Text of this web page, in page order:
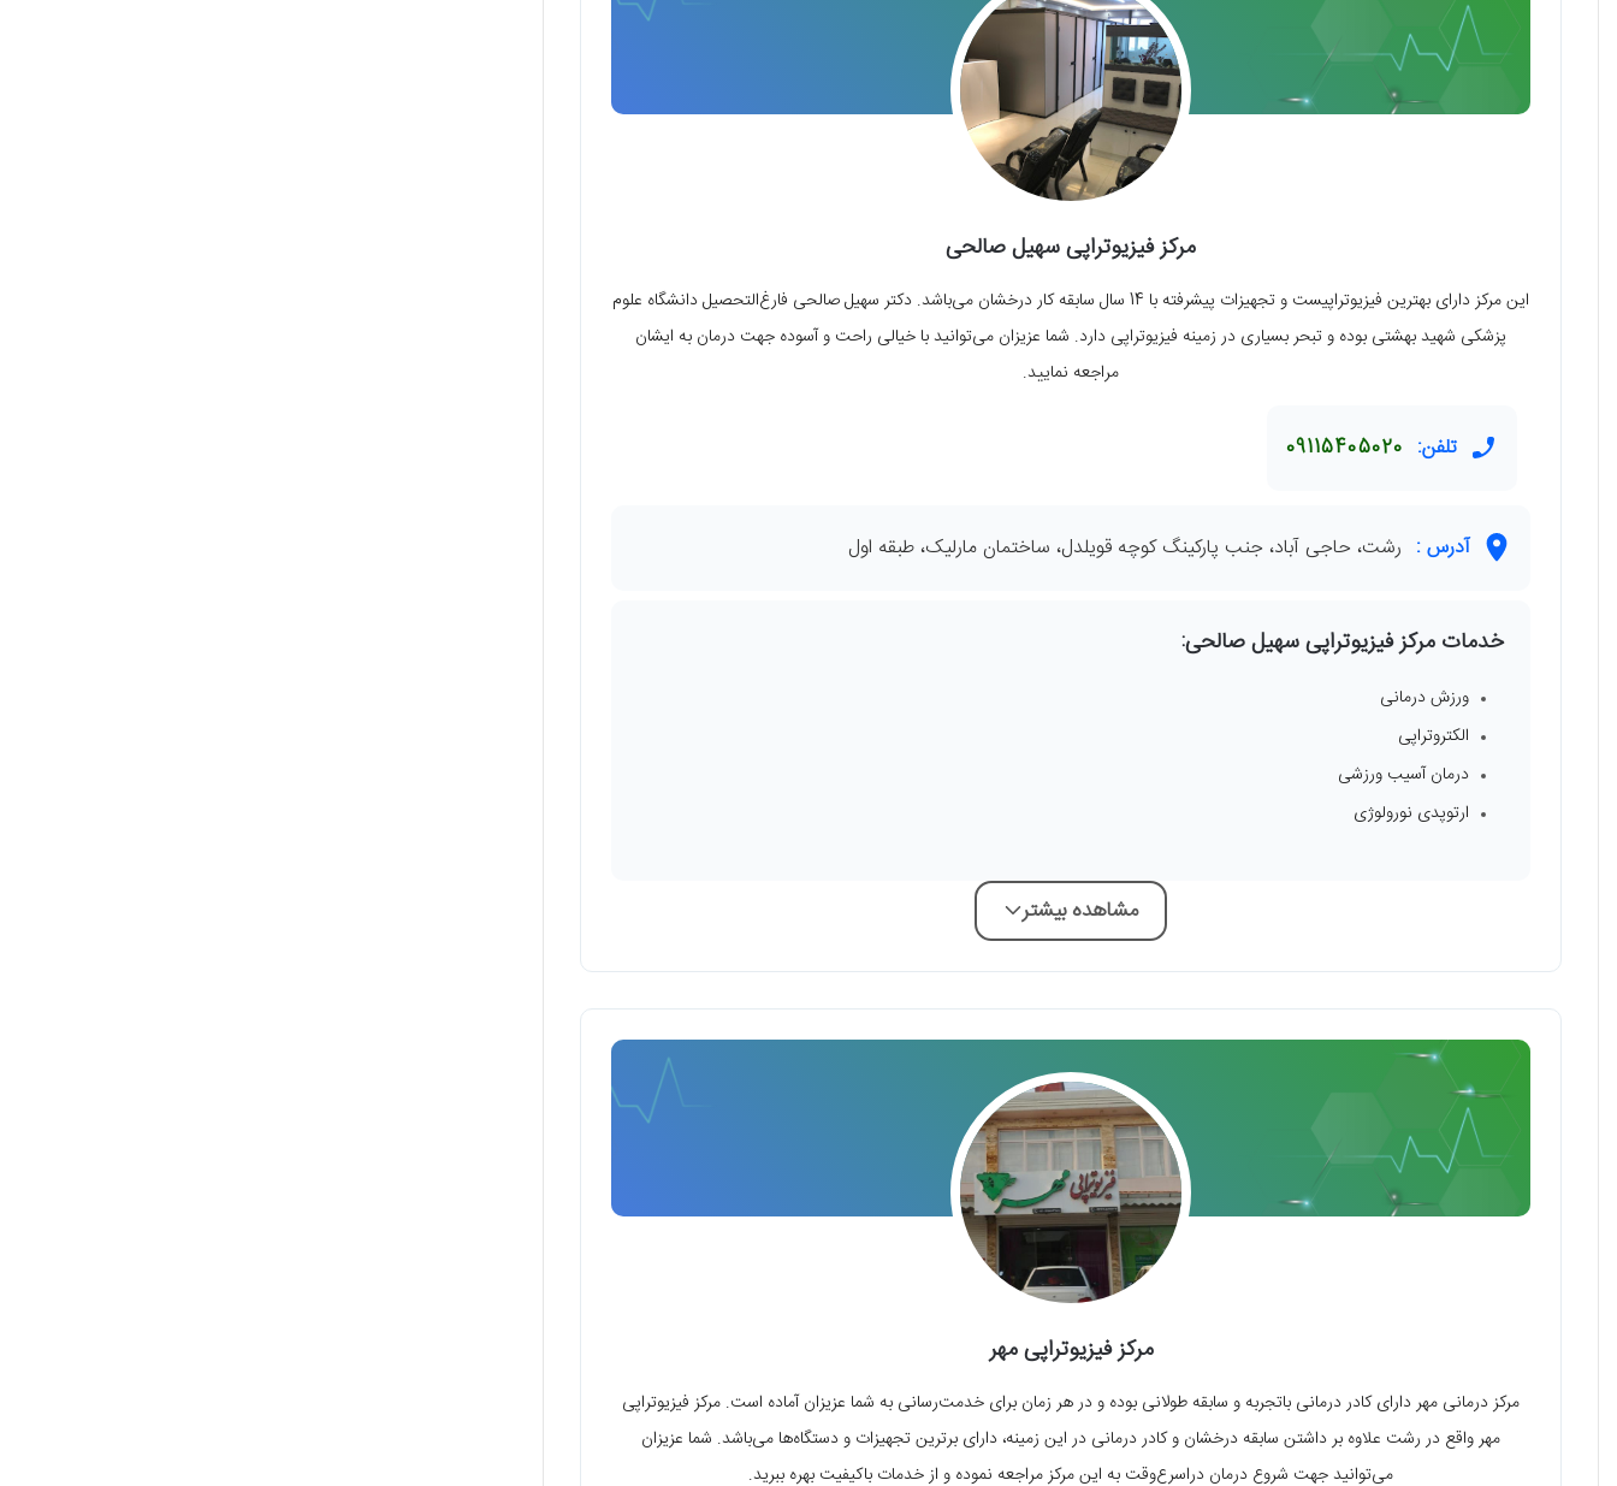
مرکز فیزیوتراپی سهیل صالحی
این مرکز دارای بهترین فیزیوتراپیست و تجهیزات پیشرفته با 14 سال سابقه کار درخشان می‌باشد. دکتر سهیل صالحی فارغ‌التحصیل دانشگاه علوم
پزشکی شهید بهشتی بوده و تبحر بسیاری در زمینه فیزیوتراپی دارد. شما عزیزان می‌توانید با خیالی راحت و آسوده جهت درمان به ایشان
مراجعه نمایید.
تلفن: 09115405020
آدرس : رشت، حاجی آباد، جنب پارکینگ کوچه قویلدل، ساختمان مارلیک، طبقه اول
خدمات مرکز فیزیوتراپی سهیل صالحی:
ورزش درمانی
الکتروتراپی
درمان آسیب ورزشی
ارتوپدی نورولوژی
مشاهده بیشتر
مرکز فیزیوتراپی مهر
مرکز درمانی مهر دارای کادر درمانی باتجربه و سابقه طولانی بوده و در هر زمان برای خدمت‌رسانی به شما عزیزان آماده است. مرکز فیزیوتراپی
مهر واقع در رشت علاوه بر داشتن سابقه درخشان و کادر درمانی در این زمینه، دارای برترین تجهیزات و دستگاه‌ها می‌باشد. شما عزیزان
می‌توانید جهت شروع درمان دراسرع‌وقت به این مرکز مراجعه نموده و از خدمات باکیفیت بهره ببرید.